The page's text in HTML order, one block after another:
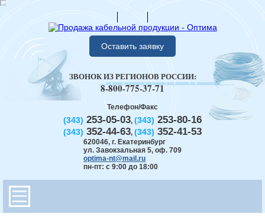
Оставить заявку
Телефон/Факс
(343) 253-05-03, (343) 253-80-16
(343) 352-44-63, (343) 352-41-53
620046, г. Екатеринбург
ул. Завокзальная 5, оф. 709
optima-nt@mail.ru
пн-пт: с 9:00 до 18:00
ЗВОНОК ИЗ РЕГИОНОВ РОССИИ:
8-800-775-37-71